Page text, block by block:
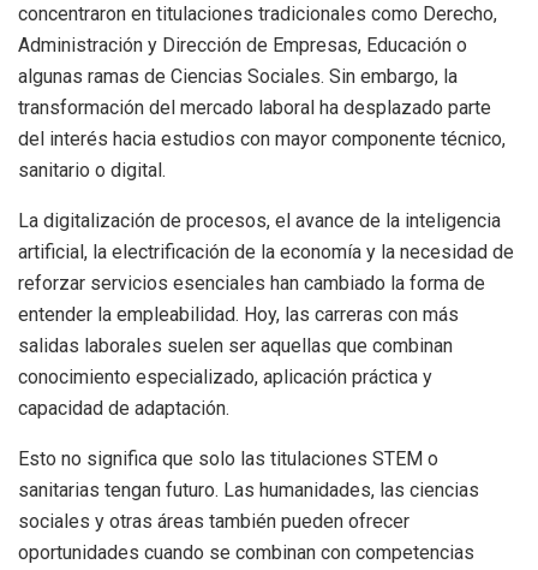
concentraron en titulaciones tradicionales como Derecho,
Administración y Dirección de Empresas, Educación o
algunas ramas de Ciencias Sociales. Sin embargo, la
transformación del mercado laboral ha desplazado parte
del interés hacia estudios con mayor componente técnico,
sanitario o digital.
La digitalización de procesos, el avance de la inteligencia
artificial, la electrificación de la economía y la necesidad de
reforzar servicios esenciales han cambiado la forma de
entender la empleabilidad. Hoy, las carreras con más
salidas laborales suelen ser aquellas que combinan
conocimiento especializado, aplicación práctica y
capacidad de adaptación.
Esto no significa que solo las titulaciones STEM o
sanitarias tengan futuro. Las humanidades, las ciencias
sociales y otras áreas también pueden ofrecer
oportunidades cuando se combinan con competencias